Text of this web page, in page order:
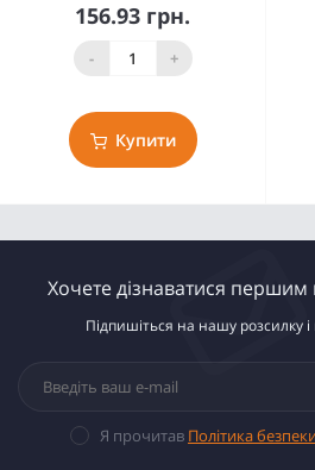
156.93 грн.
- +
Купити
Хочете дізнаватися першим
Підпишіться на нашу розсилку
Я прочитав Політика